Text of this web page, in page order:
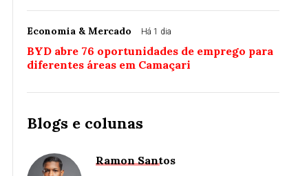
Economia & Mercado Há 1 dia
BYD abre 76 oportunidades de emprego para
diferentes áreas em Camaçari
Blogs e colunas
Ramon Santos